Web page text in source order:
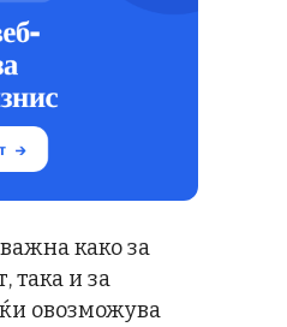
како за
така и за
овозможува